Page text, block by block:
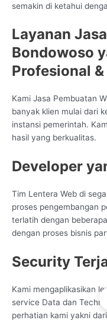
semakin di ketahui
Layanan
Bondowoso
Profesional
Kami Jasa Pembuatan
banyak klien mulai dari
instansi pemerintah.
hasil yang berkualitas.
Developer
Tim Lentera Web di
proses pengembangan
terlatih dengan
dengan proses bisnis
Security
Kami mengaplikasikan
service Data dan
perhatian kami yakni